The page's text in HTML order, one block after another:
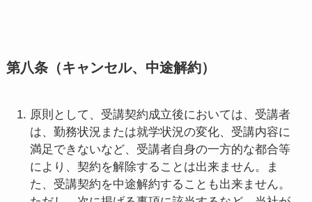
第八条（キャンセル、中途解約）
原則として、受講契約成立後においては、受講者
は、勤務状況または就学状況の変化、受講内容に
満足できないなど、受講者自身の一方的な都合等
により、契約を解除することは出来ません。ま
た、受講契約を中途解約することも出来ません。